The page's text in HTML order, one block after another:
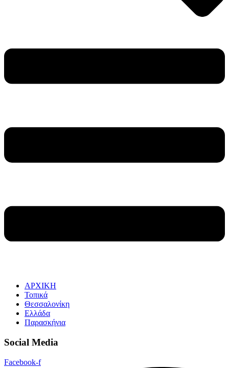
ΑΡΧΙΚΗ
Τοπικά
Θεσσαλονίκη
Ελλάδα
Παρασκήνια
Social Media
Facebook-f